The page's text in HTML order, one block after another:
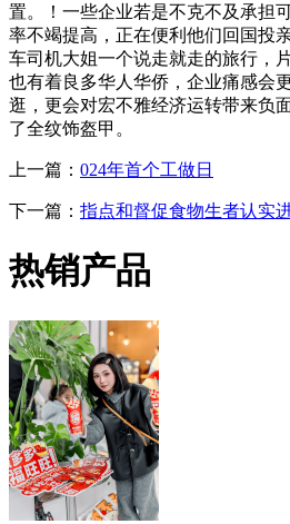
置。！一些企业若是不克不及承担
率不竭提高，正在便利他们回国投
车司机大姐一个说走就走的旅行，
也有着良多华人华侨，企业痛感会
逛，更会对宏不雅经济运转带来负
了全纹饰盔甲。
上一篇： 024年首个工做日
下一篇： 指点和督促食物生者认实
热销产品